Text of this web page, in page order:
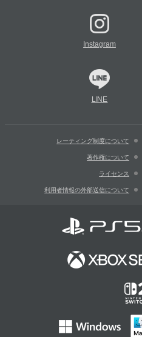
Instagram
LINE
レーティング制度について
著作権について
ライセンス
利用者情報の外部送信について